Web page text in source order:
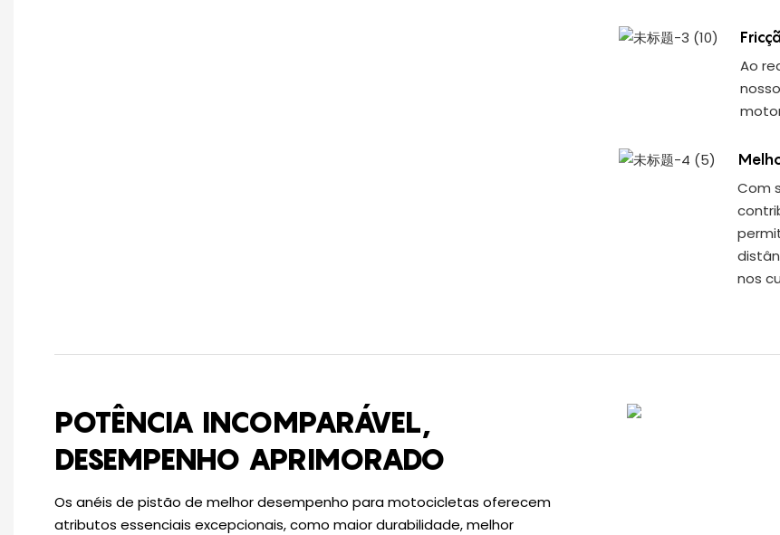
Ao
Com
nos
POTÊNCIA INCOMPARÁVEL,
DESEMPENHO APRIMORADO
Os anéis de pistão de melhor desempenho para motocicletas oferecem
atributos essenciais excepcionais, como maior durabilidade, melhor